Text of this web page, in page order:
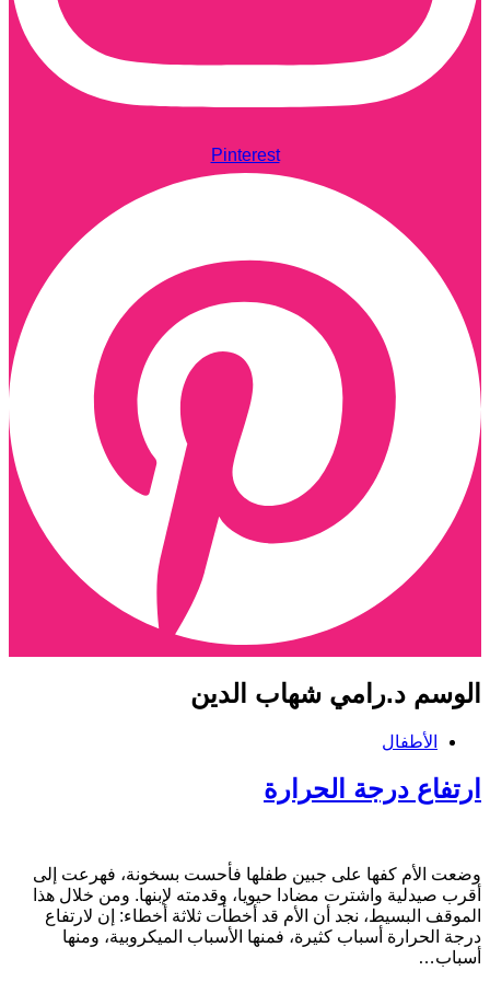
Pinterest
د.رامي شهاب الدين
الأطفال
درجة الحرارة
الأم كفها على جبين طفلها فأحست بسخونة، فهرعت إلى
صيدلية واشترت مضادا حيويا، وقدمته لإبنها. ومن خلال هذا
البسيط، نجد أن الأم قد أخطأت ثلاثة أخطاء: إن لارتفاع
الحرارة أسباب كثيرة، فمنها الأسباب الميكروبية، ومنها